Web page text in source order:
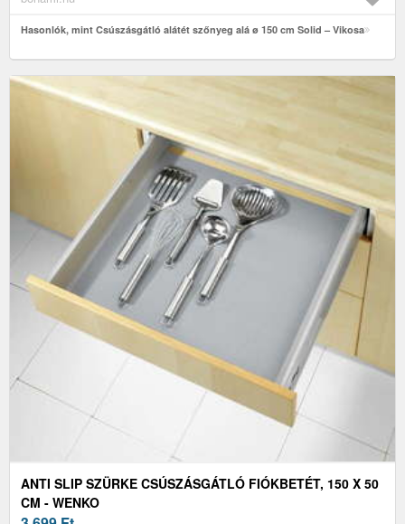
Hasonlók, mint Csúszásgátló alátét szőnyeg alá ø 150 cm Solid – Vikosa
ANTI SLIP SZÜRKE CSÚSZÁSGÁTLÓ FIÓKBETÉT, 150 X 50
CM - WENKO